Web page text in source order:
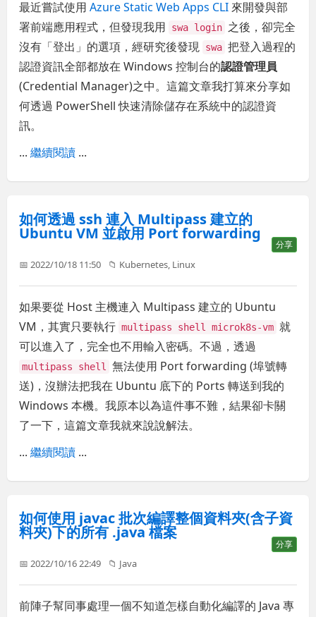
最近嘗試使用Azure Static Web Apps CLI 來開發與部
署前端應用程式，但發現我用
swa login 之後，卻完全
沒有「登出」的選項，經研究後發現 swa 把登入過程的
認證資訊全部都放在 Windows 控制台的認證管理員
(Credential Manager)之中。這篇文章我打算來分享如
何透過 PowerShell 快速清除儲存在系統中的認證資
訊。
...繼續閱讀 ...
如何透過 ssh 連入 Multipass 建立的
Ubuntu VM 並啟用 Port forwarding
分享
📅 2022/10/18 11:50 📁 Kubernetes, Linux
如果要從 Host 主機連入 Multipass 建立的 Ubuntu
VM，其實只要執行 multipass shell microk8s-vm 就
可以進入了，完全也不用輸入密碼。不過，透過
multipass shell
無法使用 Port forwarding (埠號轉
送)，沒辦法把我在 Ubuntu 底下的 Ports 轉送到我的
Windows 本機。我原本以為這件事不難，結果卻卡關
了一下，這篇文章我就來說說解法。
...繼續閱讀 ...
如何使用 javac 批次編譯整個資料夾(含子資
料夾)下的所有 .java 檔案
分享
📅 2022/10/16 22:49 📁 Java
前陣子幫同事處理一個不知道怎樣自動化編譯的 Java 專